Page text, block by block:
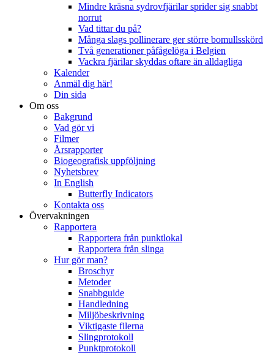
Mindre kräsna sydrovfjärilar sprider sig snabbt
norrut
Vad tittar du på?
Många slags pollinerare ger större bomullsskörd
Två generationer påfågelöga i Belgien
Vackra fjärilar skyddas oftare än alldagliga
Kalender
Anmäl dig här!
Din sida
Om oss
Bakgrund
Vad gör vi
Filmer
Årsrapporter
Biogeografisk uppföljning
Nyhetsbrev
In English
Butterfly Indicators
Kontakta oss
Övervakningen
Rapportera
Rapportera från punktlokal
Rapportera från slinga
Hur gör man?
Broschyr
Metoder
Snabbguide
Handledning
Miljöbeskrivning
Viktigaste filerna
Slingprotokoll
Punktprotokoll